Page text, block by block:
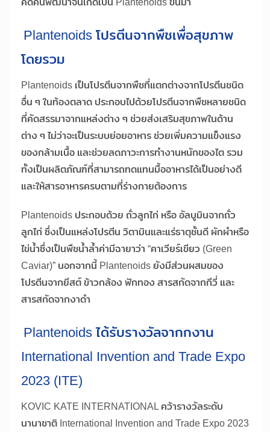
Plantenoids โปรตีนจากพืชเพื่อสุขภาพ
โดยรวม
Plantenoids เป็นโปรตีนจากพืชที่แตกต่างจากโปรตีนชนิด
อื่น ๆ ในท้องตลาด ประกอบไปด้วยโปรตีนจากพืชหลายชนิด
ที่คัดสรรมาจากแหล่งต่าง ๆ ช่วยส่งเสริมสุขภาพในด้าน
ต่าง ๆ ไม่ว่าจะเป็นระบบย่อยอาหาร ช่วยเพิ่มความแข็งแรง
ของกล้ามเนื้อ และช่วยลดภาวะการทำงานหนักของไต รวม
ทั้งเป็นผลิตภัณฑ์ที่สามารถทดแทนมื้ออาหารได้เป็นอย่างดี
และให้สารอาหารครบตามที่ร่างกายต้องการ
Plantenoids ประกอบด้วย ถั่วลูกไก่ หรือ อัลบูมินจากถั่ว
ลูกไก่ ซึ่งเป็นแหล่งโปรตีน วิตามินและแร่ธาตุชั้นดี ผักผำหรือ
ไข่น้ำซึ่งเป็นพืชน้ำล้ำค่ามีฉายาว่า “คาเวียร์เขียว (Green
Caviar)” นอกจากนี้ Plantenoids ยังมีส่วนผสมของ
โปรตีนจากยีสต์ ข้าวกล้อง ฟักทอง สารสกัดจากกีวี่ และ
สารสกัดจากงาดำ
Plantenoids ได้รับรางวัลจากกงาน
International Invention and Trade Expo
2023 (ITE)
KOVIC KATE INTERNATIONAL คว้ารางวัลระดับ
นานาชาติ International Invention and Trade Expo 2023